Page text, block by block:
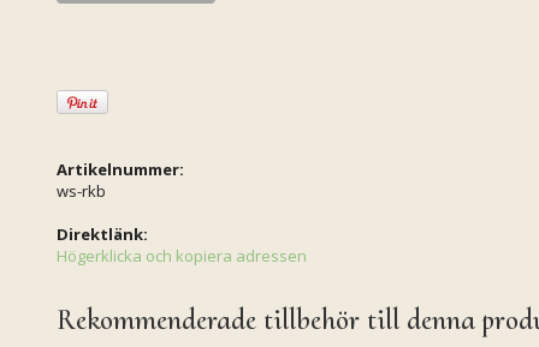
Artikelnummer:
ws-rkb
Direktlänk:
Högerklicka och kopiera adressen
Rekommenderade tillbehör till denna